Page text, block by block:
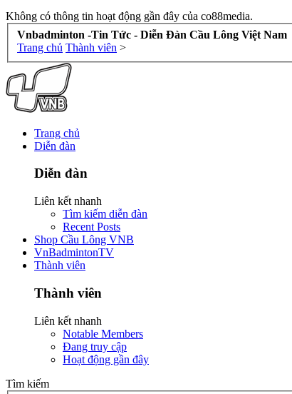
Không có thông tin hoạt động gần đây của co88media.
Vnbadminton -Tin Tức - Diễn Đàn Cầu Lông Việt Nam
Trang chủ Thành viên >
Trang chủ
Diễn đàn
Diễn đàn
Liên kết nhanh
Tìm kiếm diễn đàn
Recent Posts
Shop Cầu Lông VNB
VnBadmintonTV
Thành viên
Thành viên
Liên kết nhanh
Notable Members
Đang truy cập
Hoạt động gần đây
Tìm kiếm